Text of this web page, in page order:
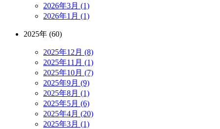
2026年3月 (1)
2026年1月 (1)
2025年 (60)
2025年12月 (8)
2025年11月 (1)
2025年10月 (7)
2025年9月 (9)
2025年8月 (1)
2025年5月 (6)
2025年4月 (20)
2025年3月 (1)